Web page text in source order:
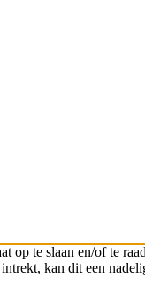
te slaan en/of te
kan dit een